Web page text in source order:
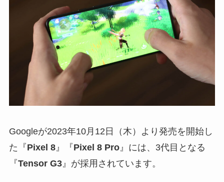
Googleが2023年10月12日（木）より発売を開始し
た『Pixel 8』『Pixel 8 Pro』には、3代目となる
『Tensor G3』が採用されています。